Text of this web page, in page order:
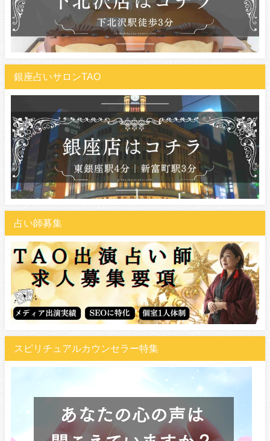
銀座占いサロンTAO
占い師募集
スピリチュアルカウンセラー特集